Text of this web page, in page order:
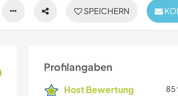
SPEICHERN
Profilangaben
Host Bewertung 85